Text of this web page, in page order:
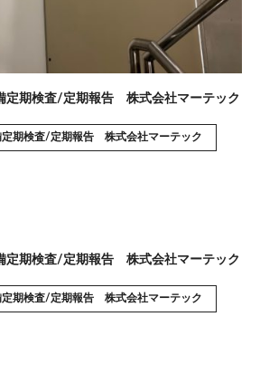
定期検査/定期報告 株式会社マーテック
定期検査/定期報告 株式会社マーテック
定期検査/定期報告 株式会社マーテック
定期検査/定期報告 株式会社マーテック